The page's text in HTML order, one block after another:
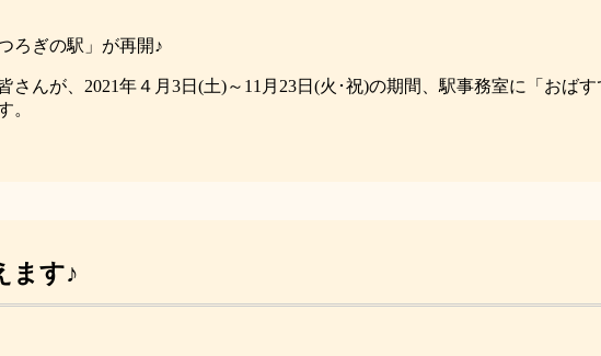
ろぎの駅」が再開♪
さんが、2021年４月3日(土)～11月23日(火･祝)の期間、駅事務室に「おば
。
ます♪